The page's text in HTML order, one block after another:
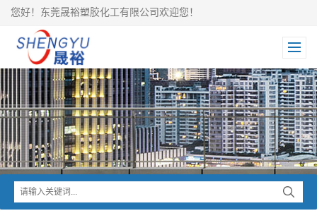
您好！东莞晟裕塑胶化工有限公司欢迎您！